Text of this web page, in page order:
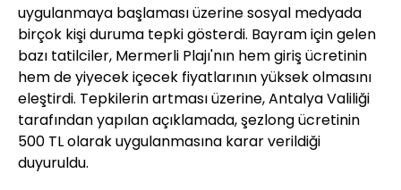
uygulanmaya başlaması üzerine sosyal medyada
birçok kişi duruma tepki gösterdi. Bayram için gelen
bazı tatilciler, Mermerli Plajı'nın hem giriş ücretinin
hem de yiyecek içecek fiyatlarının yüksek olmasını
eleştirdi. Tepkilerin artması üzerine, Antalya Valiliği
tarafından yapılan açıklamada, şezlong ücretinin
500 TL olarak uygulanmasına karar verildiği
duyuruldu.